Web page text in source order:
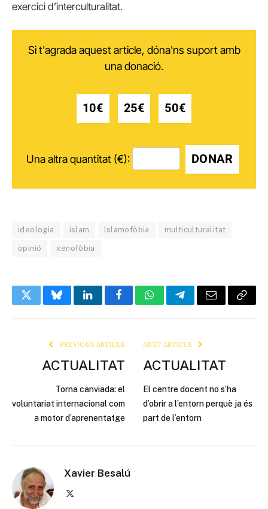
exercici d’interculturalitat.
Si t'agrada aquest article, dóna'ns suport amb
una donació.
10€ 25€ 50€
Una altra quantitat (€): DONAR
ideologia islam Islamofòbia multiculturalitat
opinió xenofòbia
TwitterBlueskyLinkedInFacebookWhatsAppTelegramEmail Copy
PREVIOUS ARTICLE
ACTUALITAT
Torna canviada: el
voluntariat internacional com
a motor d’aprenentatge
NEXT ARTICLE
ACTUALITAT
El centre docent no s’ha
d’obrir a l’entorn perquè ja és
part de l’entorn
Xavier Besalú